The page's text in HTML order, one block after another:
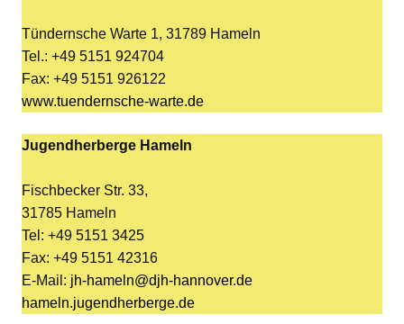
Tündernsche Warte 1, 31789 Hameln
Tel.: +49 5151 924704
Fax: +49 5151 926122
www.tuendernsche-warte.de
Jugendherberge Hameln
Fischbecker Str. 33,
31785 Hameln
Tel: +49 5151 3425
Fax: +49 5151 42316
E-Mail: jh-hameln@djh-hannover.de
hameln.jugendherberge.de